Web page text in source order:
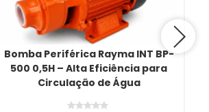
Bomba Periférica Rayma INT BP-
500 0,5H – Alta Eficiência para
Circulação de Água